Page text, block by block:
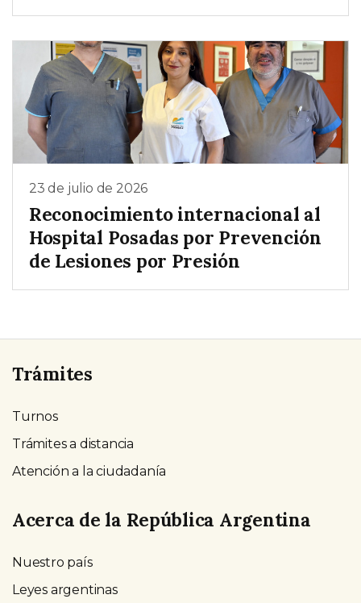
23 de julio de 2026
Reconocimiento internacional al
Hospital Posadas por Prevención
de Lesiones por Presión
Trámites
Turnos
Trámites a distancia
Atención a la ciudadanía
Acerca de la República Argentina
Nuestro país
Leyes argentinas